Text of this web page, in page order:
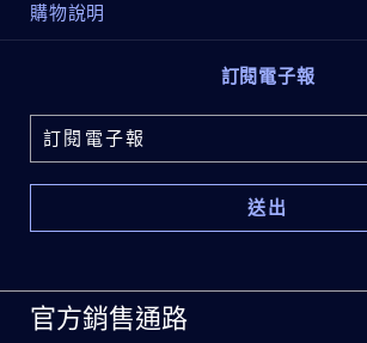
精心設計的眼影盤，讓您輕鬆完成提亮、
由專業彩妝師精選配色，搭配 1-2-3-4
打造明亮有神的完美眼妝。
溫和親膚：添加荷荷芭油，觸感絲滑細
適合每個人，舒適無負擔。
• 專為熟齡肌設計
• 經敏感性眼睛測試
(Ci 77288), Copper Powder (Ci
Ammonium Ferrocyanide (Ci 77510),
Ferrocyanide (Ci 77510), Manganese
77742), Ultramarines (Ci 77007), Blue
42090), Yellow 5 Lake (Ci 19140)]
Name: Clean Metallic Eyeshadow
Lauder)Ingredients: Caprylyl
Fluorphlogopite, Calcium Aluminum
Magnesium Stearate, Dimethiconol,
Isononanoate, Trimethylsiloxysilicate,
Alumina, Calcium Sodium Borosilicate,
Water\Aqua\Eau,
購物說明
訂閱電子報
官方銷售通路